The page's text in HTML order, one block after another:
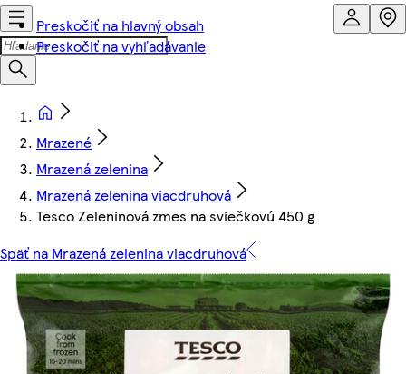
Preskočiť na hlavný obsah
Preskočiť na vyhľadávanie
Mrazené
Mrazená zelenina
Mrazená zelenina viacdruhová
Tesco Zeleninová zmes na sviečkovú 450 g
Späť na Mrazená zelenina viacdruhová